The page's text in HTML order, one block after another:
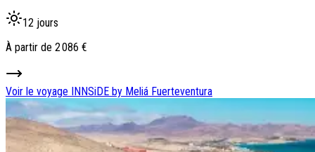
12 jours
À partir de 2 086 €
Voir le voyage INNSiDE by Meliá Fuerteventura